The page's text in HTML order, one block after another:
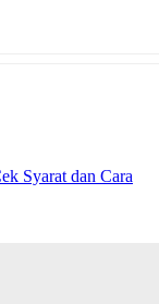
Syarat dan Cara